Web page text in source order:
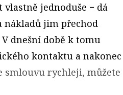
jednoduše − dá
nákladů jim přechod
dnešní době k tomu
kontaktu a nakonec
smlouvu rychleji, můžete